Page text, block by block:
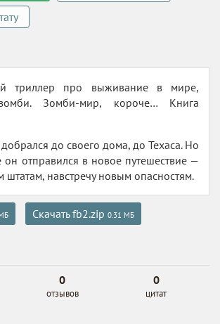
триллер про выживание в мире,
Зомби-мир, короче… Книга
до своего дома, до Техаса. Но
он отправился в новое путешествие —
навстречу новым опасностям.
Скачать fb2.zip 0.31 МБ
0
отзывов
0
цитат